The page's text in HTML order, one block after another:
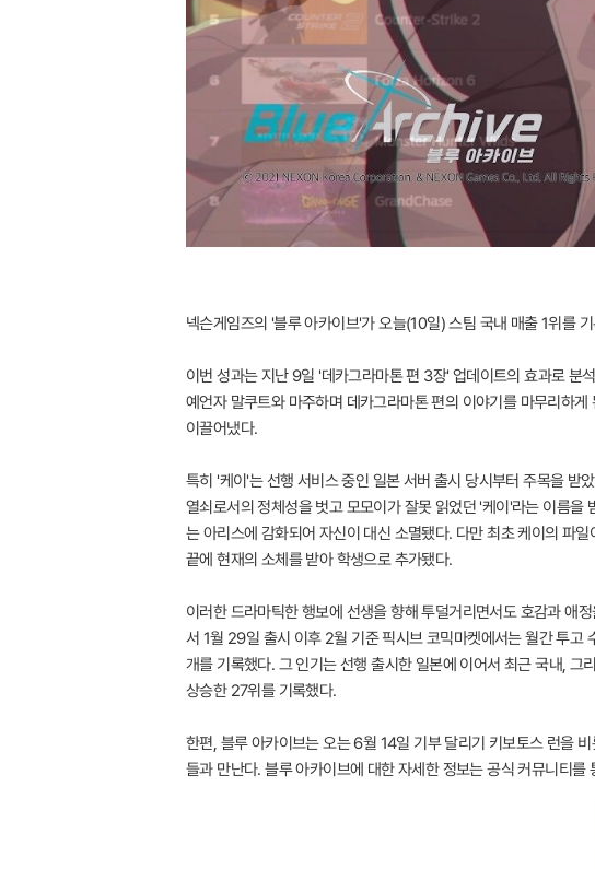
넥슨게임즈의 '블루 아카이브'가 오늘(10일) 스팀 국내 매출 1위를
이번 성과는 지난 9일 '데카그라마톤 편 3장' 업데이트의 효과로 분
예언자 말쿠트와 마주하며 데카그라마톤 편의 이야기를 마무리하
이끌어냈다.
특히 '케이'는 선행 서비스 중인 일본 서버 출시 당시부터 주목을 받
열쇠로서의 정체성을 벗고 모모이가 잘못 읽었던 '케이'라는 이름
는 아리스에 감화되어 자신이 대신 소멸됐다. 다만 최초 케이의 파
끝에 현재의 소체를 받아 학생으로 추가됐다.
이러한 드라마틱한 행보에 선생을 향해 투덜거리면서도 호감과 애
서 1월 29일 출시 이후 2월 기준 픽시브 코믹마켓에서는 월간 투
개를 기록했다. 그 인기는 선행 출시한 일본에 이어서 최근 국내,
상승한 27위를 기록했다.
한편, 블루 아카이브는 오는 6월 14일 기부 달리기 키보토스 런을
들과 만난다. 블루 아카이브에 대한 자세한 정보는 공식 커뮤니티를